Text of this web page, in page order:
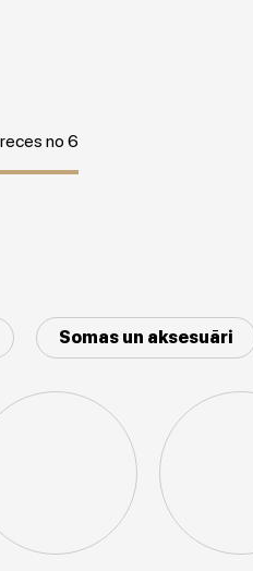
no 6
Somas un aksesuāri